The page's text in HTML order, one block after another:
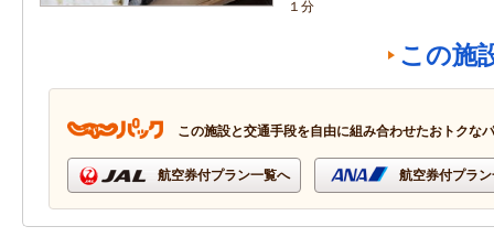
１分
この施
この施設と交通手段を自由に組み合わせたおトクな
航空券付プラン一覧へ 航空券付プラ